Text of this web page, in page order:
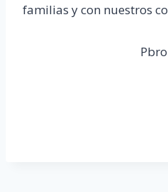
familias y con nuestros